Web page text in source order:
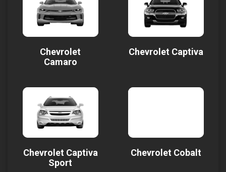
Chevrolet
Camaro
Chevrolet Captiva
Chevrolet Captiva
Sport
Chevrolet Cobalt